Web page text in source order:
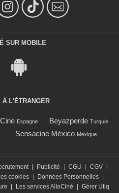
SUR MOBILE
À L'ÉTRANGER
Espagne Beyazperde Turquie
Sensacine México Mexique
| Publicité | CGU | CGV |
cookies | Données Personnelles |
| Les services AlloCiné | Gérer Utiq